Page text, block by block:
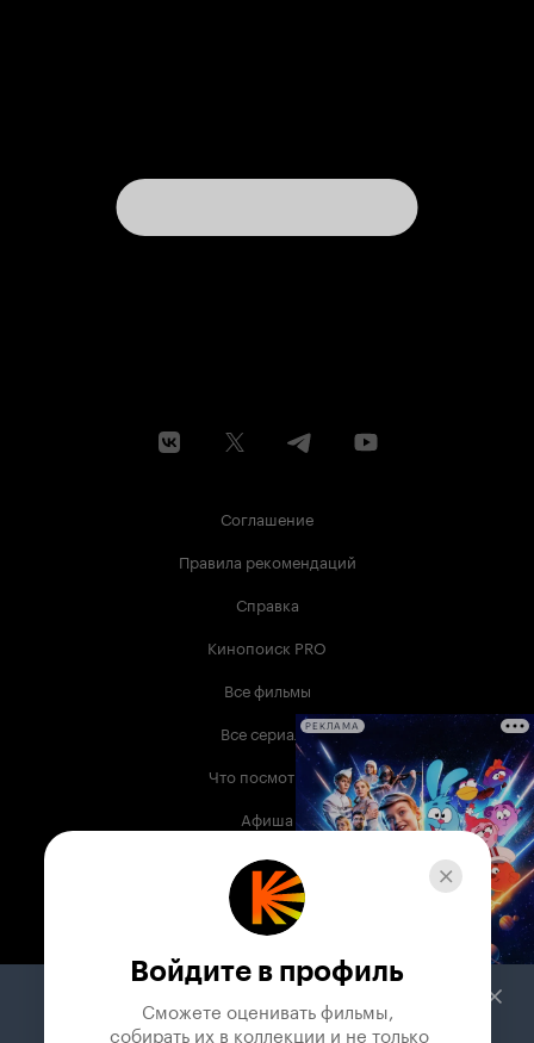
Соглашение
Правила рекомендаций
Справка
Кинопоиск PRO
Все фильмы
Все сериалы
Что посмотреть
Афиша
Музыка
Телепрограмма
Служба поддержки
РЕКЛАМА
Войдите в профиль
Сможете оценивать фильмы,
собирать их в коллекции и не только